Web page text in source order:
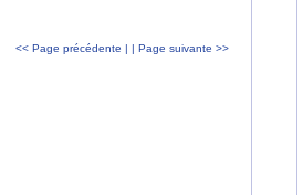
<< Page précédente | | Page suivante >>